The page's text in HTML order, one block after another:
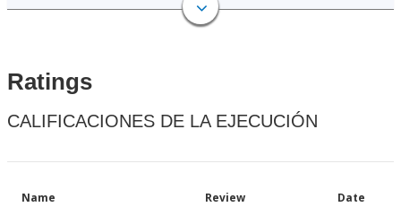
Ratings
CALIFICACIONES DE LA EJECUCIÓN
Name Review Date